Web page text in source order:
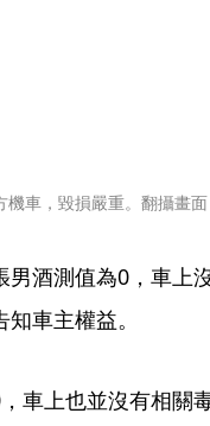
機車，毀損嚴重。翻攝畫面
酒測值為0，車上
車主權益。
車上也並沒有相關